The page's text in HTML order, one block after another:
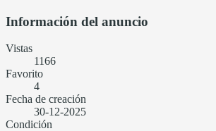
Información del anuncio
Vistas
1166
Favorito
4
Fecha de creación
30-12-2025
Condición